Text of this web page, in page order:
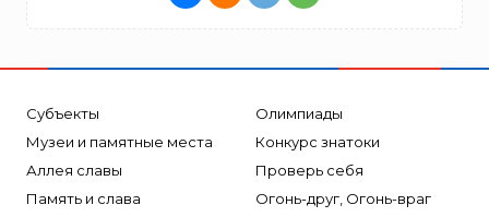
Субъекты
Музеи и памятные места
Аллея славы
Память и слава
Олимпиады
Конкурс знатоки
Проверь себя
Огонь-друг, Огонь-враг